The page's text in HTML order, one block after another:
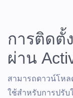
การติดตั้
ผ่าน
สามารถดาวน์โห
ใช้สำหรับการปรับ